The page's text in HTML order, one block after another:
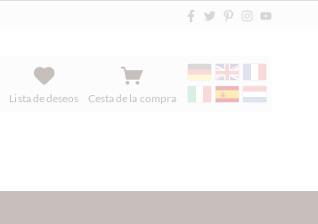
Lista de deseos Cesta de la compra